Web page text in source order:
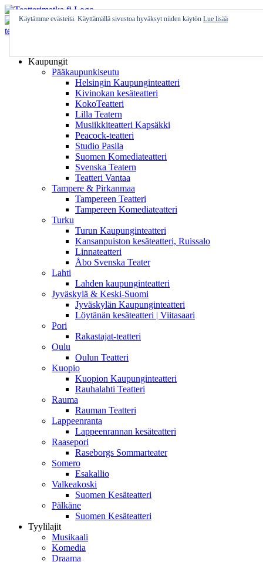
Skip
to
content
Kaupungit
Pääkaupunkiseutu
Helsingin Kaupunginteatteri
Kivinokan kesäteatteri
KokoTeatteri
Lilla Teatern
Musiikkiteatteri Kapsäkki
Peacock-teatteri
Studio Pasila
Suomen Komediateatteri
Svenska Teatern
Teatteri Vantaa
Tampere & Pirkanmaa
Tampereen Teatteri
Tampereen Komediateatteri
Turku
Turun Kaupunginteatteri
Kansanpuiston kesäteatteri, Ruissalo
Linnateatteri
Åbo Svenska Teater
Lahti
Lahden kaupunginteatteri
Jyväskylä & Keski-Suomi
Jyväskylän Kaupunginteatteri
Löytänän kesäteatteri | Viitasaari
Pori
Rakastajat-teatteri
Oulu
Oulun Teatteri
Kuopio
Kuopion Kaupunginteatteri
Rauhalahti Teatteri
Rauma
Rauman Teatteri
Lappeenranta
Lappeenrannan kesäteatteri
Raasepori
Raseborgs Sommarteater
Somero
Esakallio
Valkeakoski
Suomen Kesäteatteri
Pälkäne
Suomen Kesäteatteri
Tyylilajit
Musikaali
Komedia
Draama
Käytämme evästeitä. Käyttämällä sivustoa hyväksyt niiden käytön Lue lisää